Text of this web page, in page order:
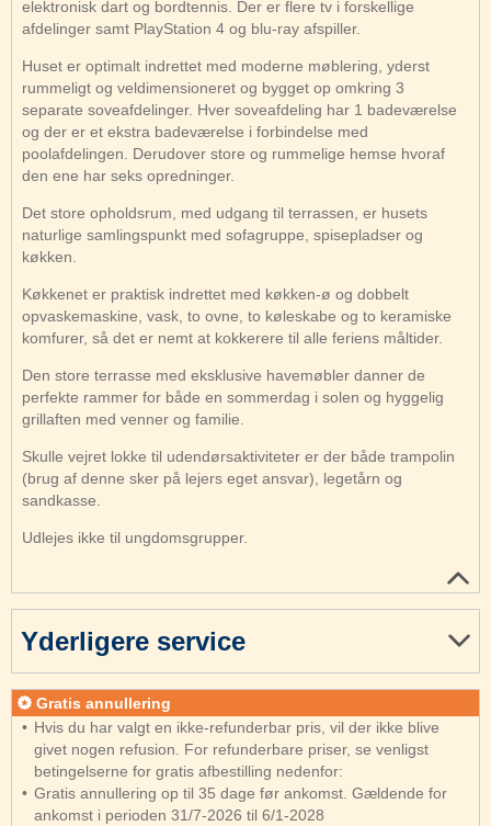
elektronisk dart og bordtennis. Der er flere tv i forskellige
afdelinger samt PlayStation 4 og blu-ray afspiller.
Huset er optimalt indrettet med moderne møblering, yderst
rummeligt og veldimensioneret og bygget op omkring 3
separate soveafdelinger. Hver soveafdeling har 1 badeværelse
og der er et ekstra badeværelse i forbindelse med
poolafdelingen. Derudover store og rummelige hemse hvoraf
den ene har seks opredninger.
Det store opholdsrum, med udgang til terrassen, er husets
naturlige samlingspunkt med sofagruppe, spisepladser og
køkken.
Køkkenet er praktisk indrettet med køkken-ø og dobbelt
opvaskemaskine, vask, to ovne, to køleskabe og to keramiske
komfurer, så det er nemt at kokkerere til alle feriens måltider.
Den store terrasse med eksklusive havemøbler danner de
perfekte rammer for både en sommerdag i solen og hyggelig
grillaften med venner og familie.
Skulle vejret lokke til udendørsaktiviteter er der både trampolin
(brug af denne sker på lejers eget ansvar), legetårn og
sandkasse.
Udlejes ikke til ungdomsgrupper.
Yderligere service
Gratis annullering
Hvis du har valgt en ikke-refunderbar pris, vil der ikke blive
givet nogen refusion. For refunderbare priser, se venligst
betingelserne for gratis afbestilling nedenfor:
Gratis annullering op til 35 dage før ankomst. Gældende for
ankomst i perioden 31/7-2026 til 6/1-2028